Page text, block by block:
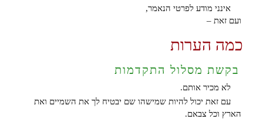
אינני מודע לפרטי הנאמר,
ועם זאת –
כמה הערות
בקשת מסלול התקדמות
לא מכיר אותם.
עם זאת יכול להיות שמישהו שם יבטיח לך את השמיים ואת
הארץ וכל צבאם.